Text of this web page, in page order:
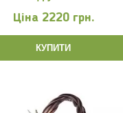
Ціна 2220 грн.
КУПИТИ